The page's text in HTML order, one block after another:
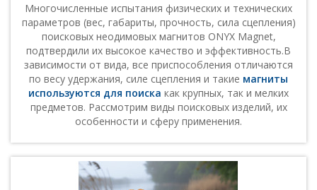
Многочисленные испытания физических и технических
параметров (вес, габариты, прочность, сила сцепления)
поисковых неодимовых магнитов ONYXMagnet,
подтвердили их высокое качество и эффективность.В
зависимости от вида, все приспособления отличаются
по весу удержания, силе сцепления и такие магниты
используются для поиска как крупных, так и мелких
предметов. Рассмотрим виды поисковых изделий, их
особенности и сферу применения.